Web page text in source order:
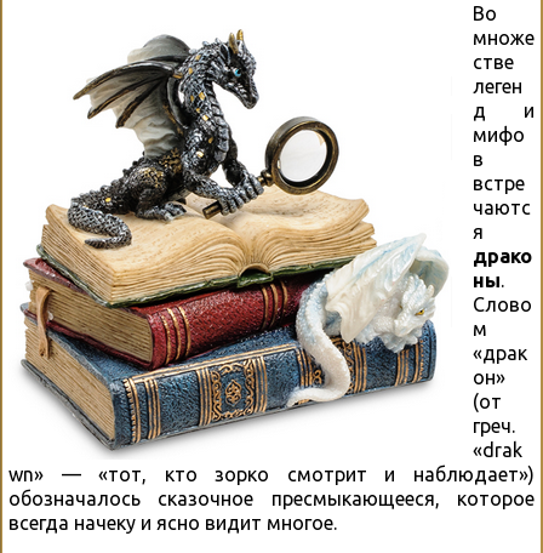
Во
множе
стве
леген
д и
мифо
в
встре
чаютс
я
драко
ны.
Слово
м
«драк
он»
(от
греч.
«drak
wn» — «тот, кто зорко смотрит и наблюдает»)
обозначалось сказочное пресмыкающееся, которое
всегда начеку и ясно видит многое.